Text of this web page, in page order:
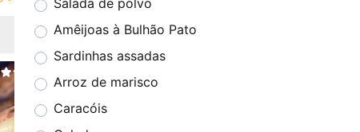
Salada de polvo
Amêijoas à Bulhão Pato
Sardinhas assadas
Arroz de marisco
Caracóis